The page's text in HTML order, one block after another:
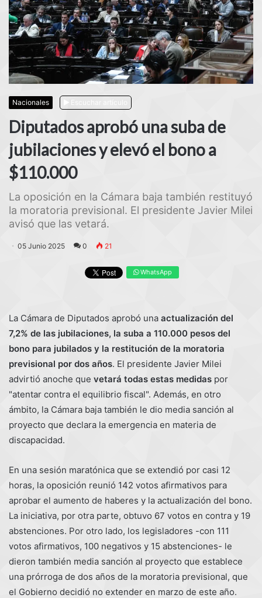
Nacionales
Diputados aprobó una suba de
jubilaciones y elevó el bono a
$110.000
La oposición en la Cámara baja también restituyó
la moratoria previsional. El presidente Javier Milei
avisó que las vetará.
05 Junio 2025 0 21
WhatsApp
La Cámara de Diputados aprobó una actualización del
7,2% de las jubilaciones, la suba a 110.000 pesos del
bono para jubilados y la restitución de la moratoria
previsional por dos años. El presidente Javier Milei
advirtió anoche que vetará todas estas medidas por
"atentar contra el equilibrio fiscal". Además, en otro
ámbito, la Cámara baja también le dio media sanción al
proyecto que declara la emergencia en materia de
discapacidad.
En una sesión maratónica que se extendió por casi 12
horas, la oposición reunió 142 votos afirmativos para
aprobar el aumento de haberes y la actualización del bono.
La iniciativa, por otra parte, obtuvo 67 votos en contra y 19
abstenciones. Por otro lado, los legisladores -con 111
votos afirmativos, 100 negativos y 15 abstenciones- le
dieron también media sanción al proyecto que establece
una prórroga de dos años de la moratoria previsional, que
el Gobierno decidió no extender en marzo de este año.